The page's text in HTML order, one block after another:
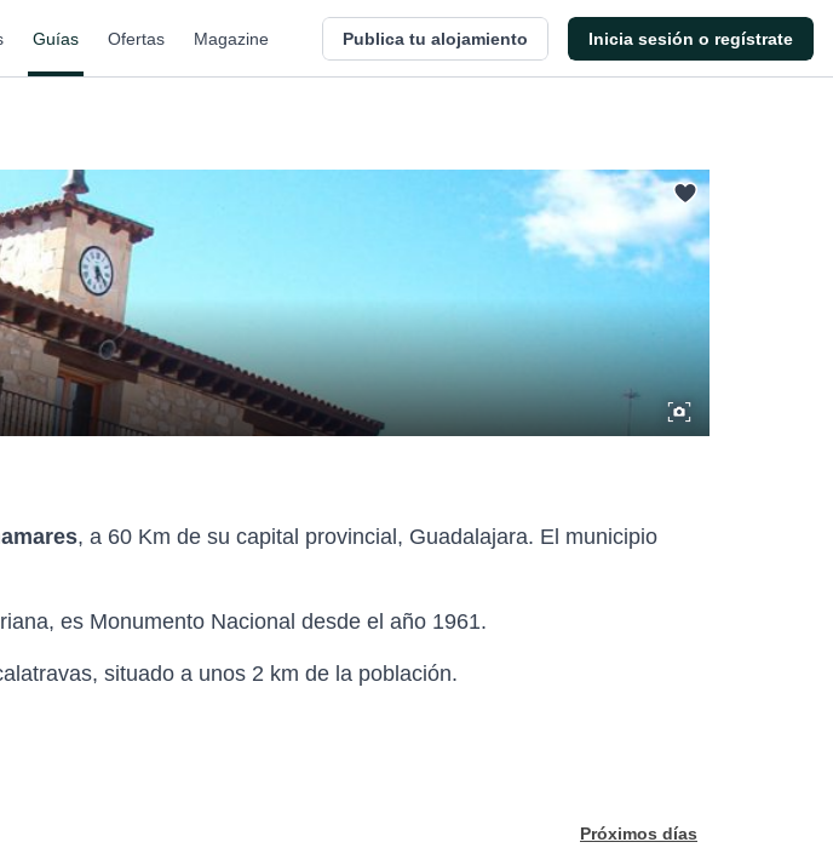
Guías Ofertas Magazine Publica tu alojamiento Inicia sesión o regístrate
, a 60 Km de su capital provincial, Guadalajara. El municipio
es Monumento Nacional desde el año 1961.
situado a unos 2 km de la población.
Próximos días